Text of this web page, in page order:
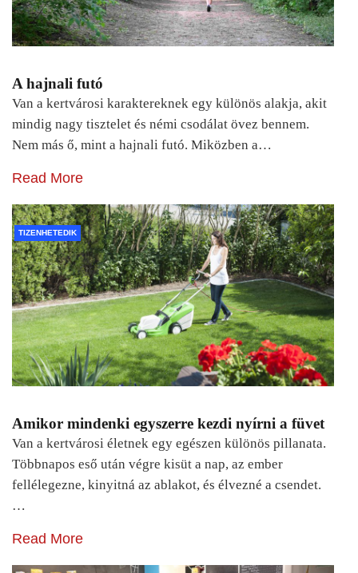
A hajnali futó
Van a kertvárosi karaktereknek egy különös alakja, akit
mindig nagy tisztelet és némi csodálat övez bennem.
Nem más ő, mint a hajnali futó. Miközben a…
Read More
TIZENHETEDIK
Amikor mindenki egyszerre kezdi nyírni a füvet
Van a kertvárosi életnek egy egészen különös pillanata.
Többnapos eső után végre kisüt a nap, az ember
fellélegezne, kinyitná az ablakot, és élvezné a csendet.
…
Read More